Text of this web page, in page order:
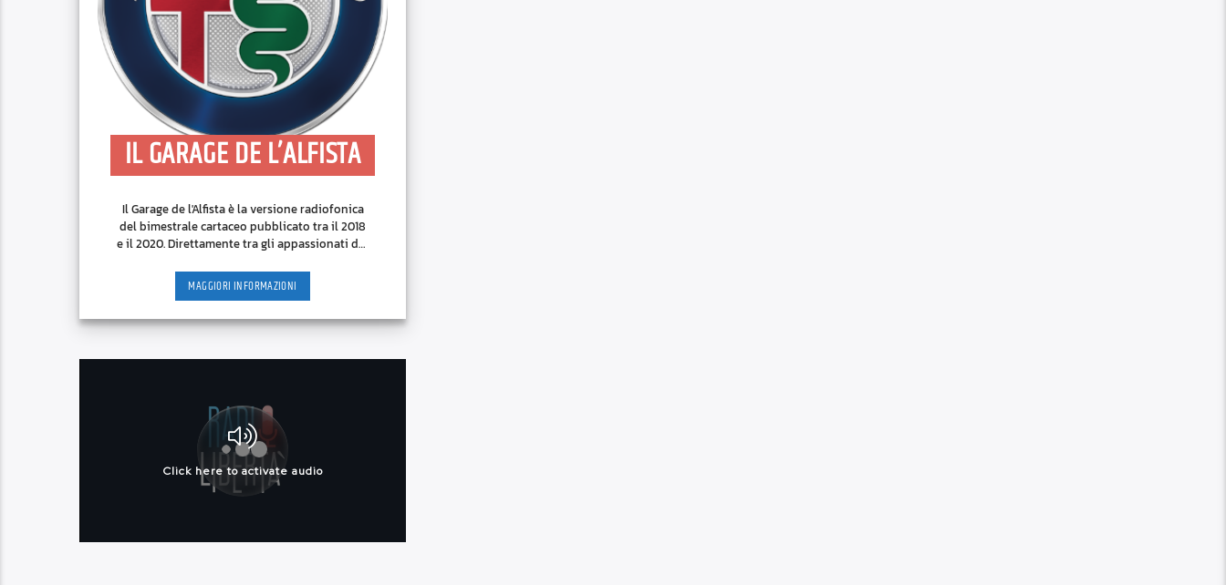
IL GARAGE DE L’ALFISTA
Il Garage de l'Alfista è la versione radiofonica
del bimestrale cartaceo pubblicato tra il 2018
e il 2020. Direttamente tra gli appassionati del
MAGGIORI INFORMAZIONI